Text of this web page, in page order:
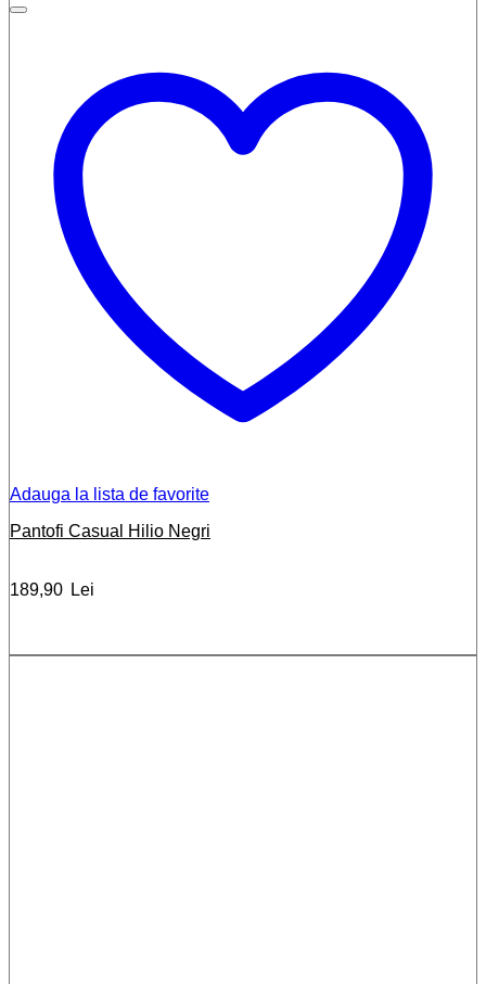
Adauga la lista de favorite
Pantofi Casual Hilio Negri
189,90 Lei